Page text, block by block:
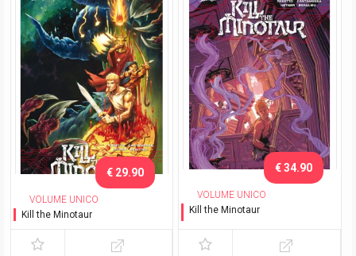
VOLUME UNICO
Kill the Minotaur
€ 29.90
VOLUME UNICO
Kill the Minotaur
€ 34.90